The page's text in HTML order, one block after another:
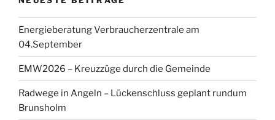
i
sEnergieberatung Verbraucherzentrale am
04.September
EMW2026 – Kreuzzüge durch die Gemeinde
Radwege in Angeln – Lückenschluss geplant rundum
Brunsholm